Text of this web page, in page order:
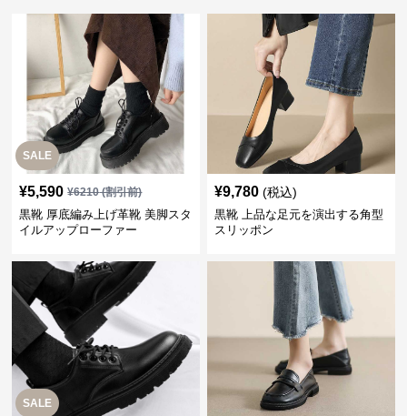
SALE
¥5,590 ¥6210(割引前)
黒靴 厚底編み上げ革靴 美脚スタ
イルアップローファー
¥9,780 (税込)
黒靴 上品な足元を演出する角型
スリッポン
SALE